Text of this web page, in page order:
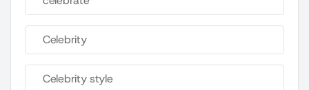
Celebrity
Celebrity style